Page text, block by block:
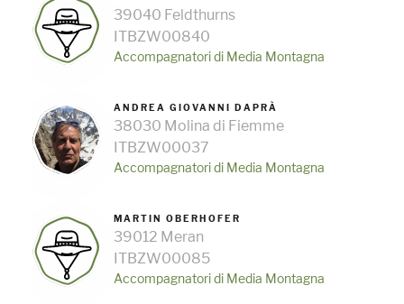
39040 Feldthurns
ITBZW00840
Accompagnatori di Media Montagna
ANDREA GIOVANNI DAPRÀ
38030 Molina di Fiemme
ITBZW00037
Accompagnatori di Media Montagna
MARTIN OBERHOFER
39012 Meran
ITBZW00085
Accompagnatori di Media Montagna